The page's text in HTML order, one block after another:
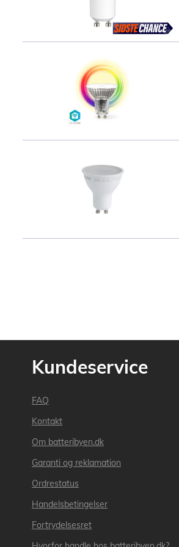
Kundeservice
FAQ
Kontakt
Om batteribyen.dk
Garanti og reklamation
Ordrestatus
Handelsbetingelser
Fortrydelsesret